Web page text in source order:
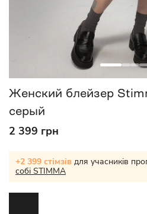
Женский блейзер
серый
2 399 грн
+2 399 стімзів для учасників
собі STIMMA